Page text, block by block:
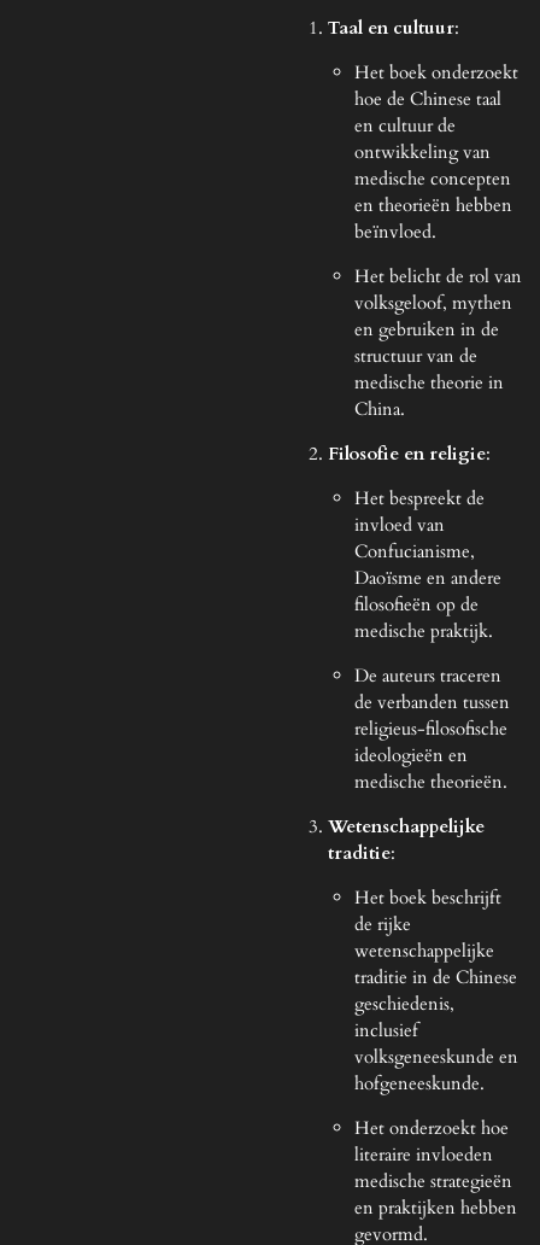
Taal en cultuur:
Het boek onderzoekt
hoe de Chinese taal
en cultuur de
ontwikkeling van
medische concepten
en theorieën hebben
beïnvloed.
Het belicht de rol van
volksgeloof, mythen
en gebruiken in de
structuur van de
medische theorie in
China.
Filosofie en religie:
Het bespreekt de
invloed van
Confucianisme,
Daoïsme en andere
filosofieën op de
medische praktijk.
De auteurs traceren
de verbanden tussen
religieus-filosofische
ideologieën en
medische theorieën.
Wetenschappelijke
traditie:
Het boek beschrijft
de rijke
wetenschappelijke
traditie in de Chinese
geschiedenis,
inclusief
volksgeneeskunde en
hofgeneeskunde.
Het onderzoekt hoe
literaire invloeden
medische strategieën
en praktijken hebben
gevormd.